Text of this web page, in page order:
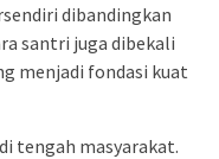
dibandingkan
santri juga dibekali
menjadi fondasi kuat
tengah masyarakat.